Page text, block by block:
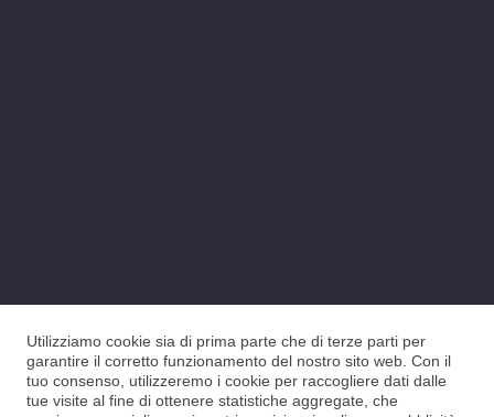
Utilizziamo cookie sia di prima parte che di terze parti per
garantire il corretto funzionamento del nostro sito web. Con il
tuo consenso, utilizzeremo i cookie per raccogliere dati dalle
tue visite al fine di ottenere statistiche aggregate, che